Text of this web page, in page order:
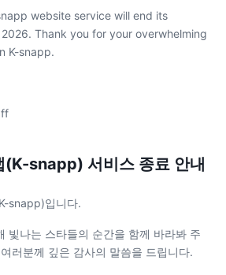
website service will end its
Thank you for your overwhelming
K-snapp.
(K-snapp) 서비스 종료 안내
snapp)입니다.
빛나는 스타들의 순간을 함께 바라봐 주
러분께 깊은 감사의 말씀을 드립니다.